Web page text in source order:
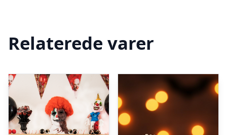
Relaterede varer